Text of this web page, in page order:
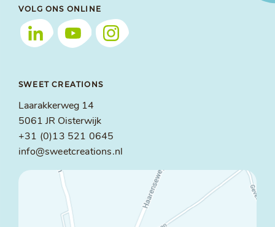
VOLG ONS ONLINE
SWEET CREATIONS
Laarakkerweg 14
5061 JR Oisterwijk
+31 (0)13 521 0645
info@sweetcreations.nl